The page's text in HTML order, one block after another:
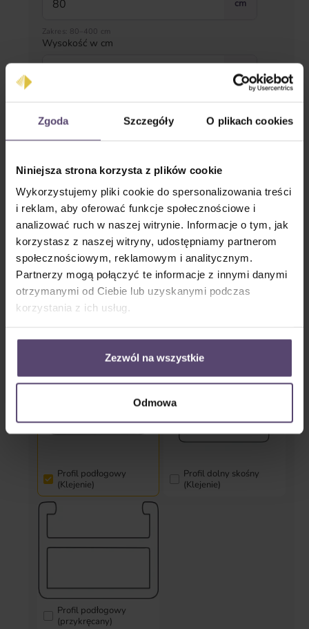
Zgoda Szczegóły O plikach cookies
Niniejsza strona korzysta z plików cookie
Wykorzystujemy pliki cookie do spersonalizowania treści
i reklam, aby oferować funkcje społecznościowe i
analizować ruch w naszej witrynie. Informacje o tym, jak
korzystasz z naszej witryny, udostępniamy partnerom
społecznościowym, reklamowym i analitycznym.
Partnerzy mogą połączyć te informacje z innymi danymi
otrzymanymi od Ciebie lub uzyskanymi podczas
korzystania z ich usług.
Zezwól na wszystkie
Odmowa
cm
Zakres: 80–400 cm
Wysokość w cm
Strona obsługi
lewy prawy
Profil podłogowy
(Klejenie)
Profil dolny skośny
(Klejenie)
Profil podłogowy
(przykręcany)